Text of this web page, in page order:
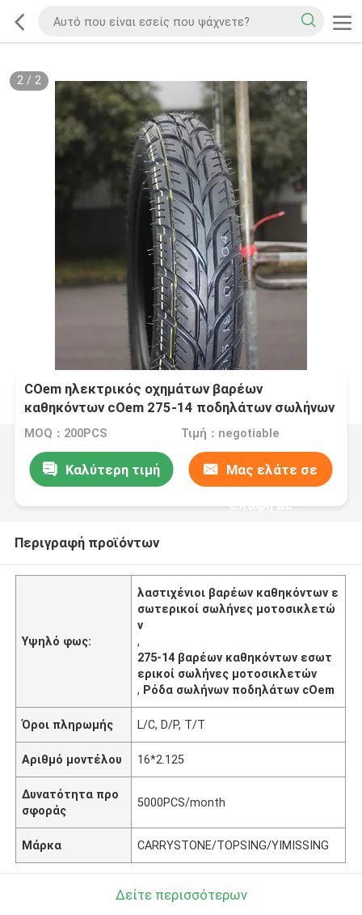
2/ 2
COem ηλεκτρικός οχημάτων βαρέων
καθηκόντων cOem 275-14 ποδηλάτων σωλήνων
μοτοσικλετών εσωτερικός
MOQ：200PCS Τιμή：negotiable
Καλύτερη τιμή Μας ελάτε σε
επαφή με
Περιγραφή προϊόντων
Υψηλό φως:
λαστιχένιοι βαρέων καθηκόντων ε
σωτερικοί σωλήνες μοτοσικλετώ
ν
,
275-14 βαρέων καθηκόντων εσωτ
ερικοί σωλήνες μοτοσικλετών
, Ρόδα σωλήνων ποδηλάτων cOem
Όροι πληρωμής L/C, D/P, T/T
Αριθμό μοντέλου 16*2.125
Δυνατότητα προ
σφοράς
5000PCS/month
Μάρκα CARRYSTONE/TOPSING/YIMISSING
Δείτε περισσότερων